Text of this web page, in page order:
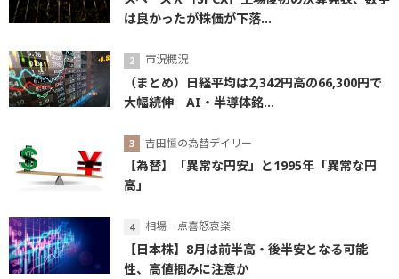
は良かったが株価が下落...
市況概況
（まとめ）日経平均は2,342円高の66,300円で
大幅続伸 AI・半導体銘...
吉田恒の為替デイリー
【為替】「異常な円安」と1995年「異常な円
高」
相場一点喜怒哀楽
【日本株】8月は前半高・後半安となる可能
性、高値掴みに注意か